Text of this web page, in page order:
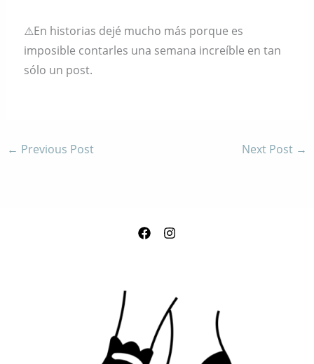
⚠️En historias dejé mucho más porque es
imposible contarles una semana increíble en tan
sólo un post.
← Previous Post Next Post →